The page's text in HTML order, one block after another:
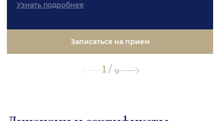
Узнать подробнее
Записаться на прием
1/ 9